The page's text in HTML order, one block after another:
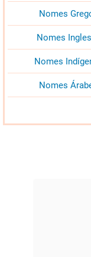
Nomes
Nomes
Nomes
Nomes